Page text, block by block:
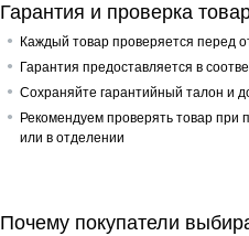
Гарантия и проверка
Каждый товар проверяется перед
Гарантия предоставляется в
Сохраняйте гарантийный талон и
Рекомендуем проверять товар при
или в отделении
Почему покупатели